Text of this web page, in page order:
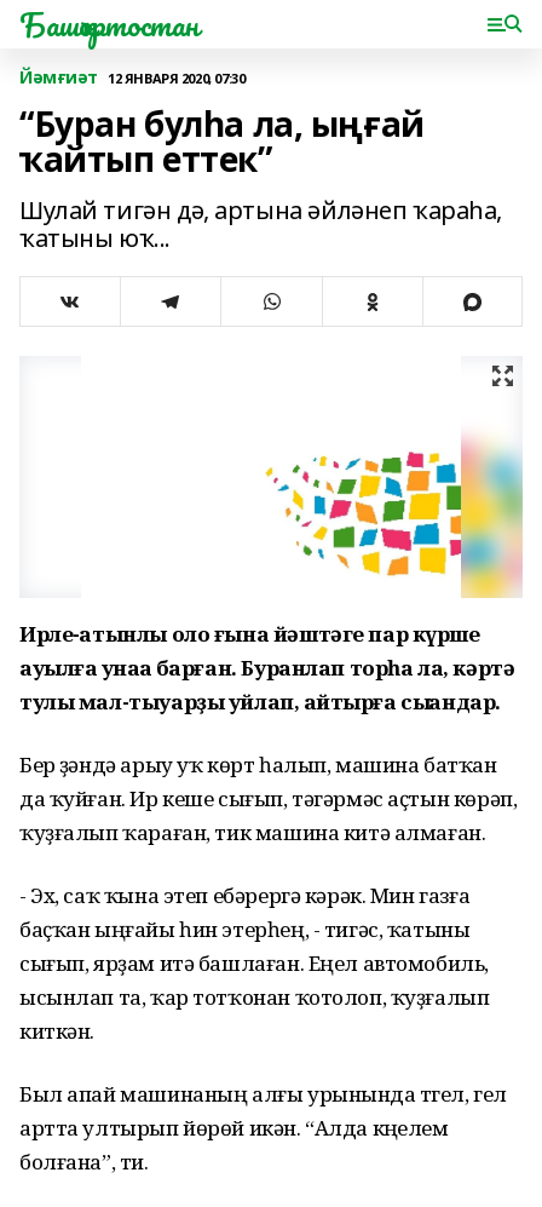
Башҡортостан
Йәмғиәт 12 ЯНВАРЯ 2020, 07:30
“Буран булһа ла, ыңғай
ҡайтып еттек”
Шулай тигән дә, артына әйләнеп ҡараһа,
ҡатыны юҡ...
Ирле-ҡатынлы оло ғына йәштәге пар күрше
ауылға ҡунаҡҡа барған. Буранлап торһа ла, кәртә
тулы мал-тыуарҙы уйлап, ҡайтырға сыҡҡандар.
Бер үҙәндә арыу уҡ көрт һалып, машина батҡан
да ҡуйған. Ир кеше сығып, тәгәрмәс аҫтын көрәп,
ҡуҙғалып ҡараған, тик машина китә алмаған.
- Эх, саҡ ҡына этеп ебәрергә кәрәк. Мин газға
баҫҡан ыңғайы һин этерһең, - тигәс, ҡатыны
сығып, ярҙам итә башлаған. Еңел автомобиль,
ысынлап та, ҡар тотҡонан ҡотолоп, ҡуҙғалып
киткән.
Был апай машинаның алғы урынында түгел, гел
артта ултырып йөрөй икән. “Алда күңелем
болғана”, ти.